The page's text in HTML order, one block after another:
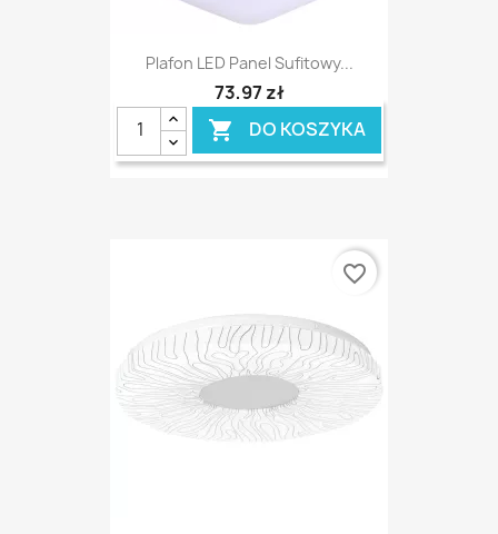
Plafon LED Panel Sufitowy...
73,97 zł
 DO KOSZYKA
favorite_border